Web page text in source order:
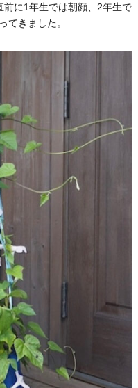
に1年生では朝顔、2年生で
てきました。